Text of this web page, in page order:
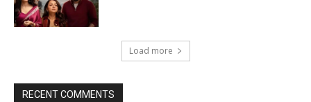
Load more
RECENT COMMENTS